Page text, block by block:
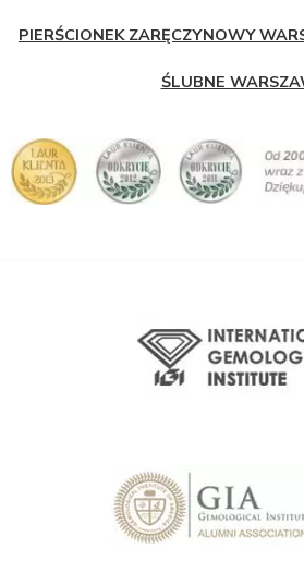
PIERŚCIONEK ZARĘCZYNOWY
ŚLUBNE